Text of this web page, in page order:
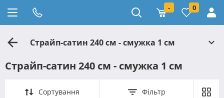
- 0
Страйп-сатин 240 см - смужка 1 см
Страйп-сатин 240 см - смужка 1 см
Сортування Фільтр